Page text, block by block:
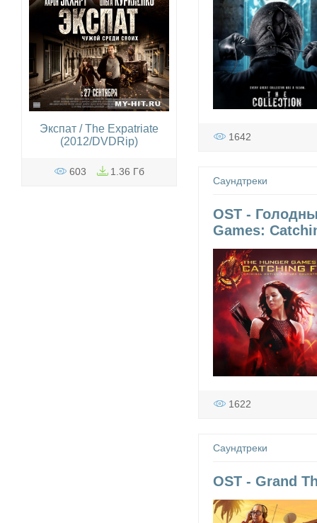
1642
Саундтреки
OST -
Games:
1622
Саундтреки
OST - Grand
Экспат / The Expatriate
(2012/DVDRip)
603 1.36 Гб